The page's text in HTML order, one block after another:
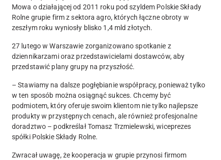
Mowa o działającej od 2011 roku pod szyldem Polskie Składy
Rolne grupie firm z sektora agro, których łączne obroty w
zeszłym roku wyniosły blisko 1,4 mld złotych.
27 lutego w Warszawie zorganizowano spotkanie z
dziennikarzami oraz przedstawicielami dostawców, aby
przedstawić plany grupy na przyszłość.
– Stawiamy na dalsze pogłębianie współpracy, ponieważ tylko
w ten sposób można osiągnąć sukces. Chcemy być
podmiotem, który oferuje swoim klientom nie tylko najlepsze
produkty w przystępnych cenach, ale również profesjonalne
doradztwo – podkreślał Tomasz Trzmielewski, wiceprezes
spółki Polskie Składy Rolne.
Zwracał uwagę, że kooperacja w grupie przynosi firmom